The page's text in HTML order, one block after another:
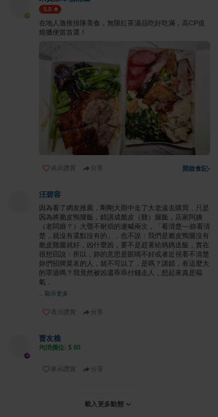
5.0
在地人激推排隊美食，無限紅茶湯品吃好吃滿，高CP值
燒臘便當首選！
表示讚賞 分享 開啟食記›
汪碧容
因為看了網友推薦，剛剛大雨中走了大老遠去購買，只是
因為將脆皮鴨腿飯，錯講成脆皮（雞）腿飯，店家阿姨
（老闆娘？）大聲不耐煩的連喊兩次，「看清楚~~妳看清
楚，就沒有還點沒有的」，也不說：我們是脆皮鴨腿沒有
脆皮雞腿就好，凶什麼凶，要不是趕著給媽媽送飯，實在
很想回說：所以，妳的意思是眼睛不好或者近視看不清楚
妳們招牌菜名的人，就不可以了，是嗎？講錯，有這麼大
的罪過嗎？我竟然被凶還乖乖付錢走人，想起來真是嘔
氣，
... 顯示更多
表示讚賞 分享
曹友樵
均消價位: $ 80
表示讚賞 分享
載入更多動態